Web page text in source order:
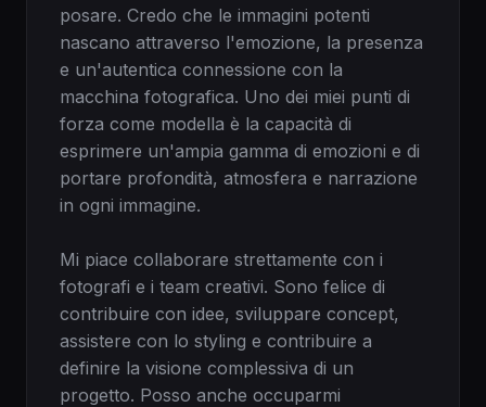
posare. Credo che le immagini potenti
nascano attraverso l'emozione, la presenza
e un'autentica connessione con la
macchina fotografica. Uno dei miei punti di
forza come modella è la capacità di
esprimere un'ampia gamma di emozioni e di
portare profondità, atmosfera e narrazione
in ogni immagine.
Mi piace collaborare strettamente con i
fotografi e i team creativi. Sono felice di
contribuire con idee, sviluppare concept,
assistere con lo styling e contribuire a
definire la visione complessiva di un
progetto. Posso anche occuparmi